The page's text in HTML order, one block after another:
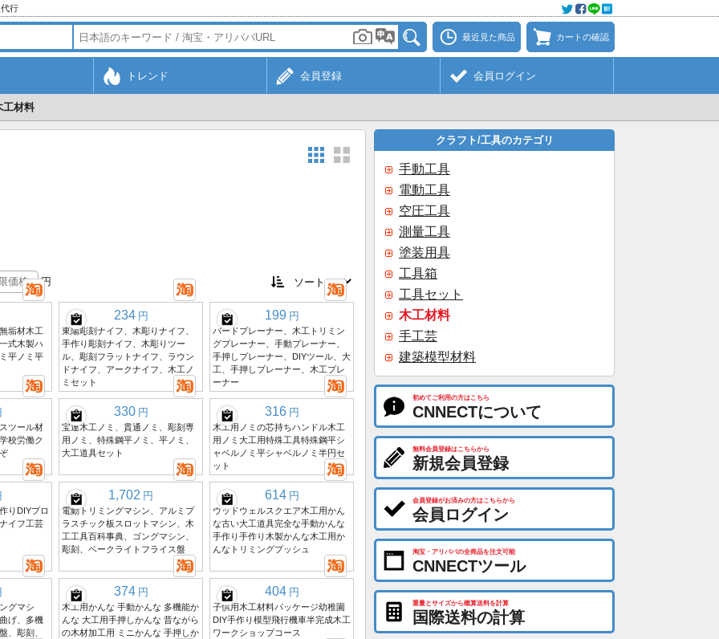
行
最近見た商品 カートの確認
トレンド 会員登録 会員ログイン
工材料
円
垢材木工
式木製ハ
平ノミ平
234 円
東陽彫刻ナイフ、木彫りナイフ、
手作り彫刻ナイフ、木彫りツー
ル、彫刻フラットナイフ、ラウン
ドナイフ、アークナイフ、木工ノ
ミセット
199 円
バードプレーナー、木工トリミン
グプレーナー、手動プレーナー、
手押しプレーナー、DIYツール、大
工、手押しプレーナー、木工プレ
ーナー
ツール材
校労働ク
330 円
宝連木工ノミ、貫通ノミ、彫刻専
用ノミ、特殊鋼平ノミ、平ノミ、
大工道具セット
316 円
木工用ノミの芯持ちハンドル木工
用ノミ大工用特殊工具特殊鋼平シ
ャベルノミ平シャベルノミ半円セ
ット
りDIYプロ
イフ工芸
1,702 円
電動トリミングマシン、アルミプ
ラスチック板スロットマシン、木
工工具百科事典、ゴングマシン、
彫刻、ベークライトフライス盤
614 円
ウッドウェルスクエア木工用かん
な古い大工道具完全な手動かんな
手作り手作り木製かんな木工用か
んなトリミングプッシュ
グマシ
げ、多機
、彫刻、
374 円
木工用かんな 手動かんな 多機能か
んな 大工用手押しかんな 昔ながら
の木材加工用 ミニかんな 手押しか
404 円
子供用木工材料パッケージ幼稚園
DIY手作り模型飛行機車半完成木工
ワークショップコース
クラフト/工具のカテゴリ
手動工具
電動工具
空圧工具
測量工具
塗装用具
工具箱
工具セット
木工材料
手工芸
建築模型材料
初めてご利用の方はこちら
CNNECTについて
無料会員登録はこちらから
新規会員登録
会員登録がお済みの方はこちらから
会員ログイン
淘宝・アリババの全商品を注文可能
CNNECTツール
重量とサイズから概算送料を計算
国際送料の計算